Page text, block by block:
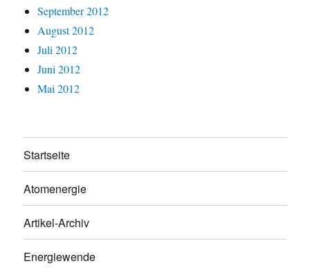
September 2012
August 2012
Juli 2012
Juni 2012
Mai 2012
Startseite
Atomenergie
Artikel-Archiv
Energiewende